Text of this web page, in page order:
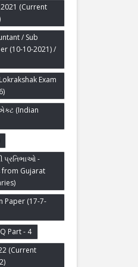
(Current
/ Sub
(10-10-2021) /
Exam
(Indian
પ્રતિભાઓ -
from Gujarat
Paper (17-7-
Part - 4
(Current